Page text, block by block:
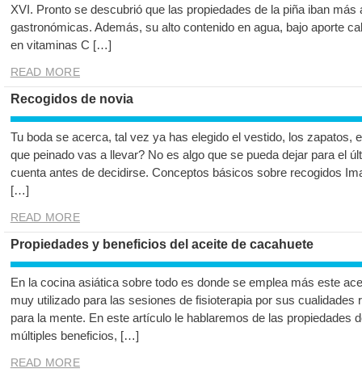
XVI. Pronto se descubrió que las propiedades de la piña iban
gastronómicas. Además, su alto contenido en agua, bajo aporte
en vitaminas C […]
READ MORE
Recogidos de novia
Tu boda se acerca, tal vez ya has elegido el vestido, los zapatos,
que peinado vas a llevar? No es algo que se pueda dejar para el
cuenta antes de decidirse. Conceptos básicos sobre recogidos
[…]
READ MORE
Propiedades y beneficios del aceite de cacahuete
En la cocina asiática sobre todo es donde se emplea más este
muy utilizado para las sesiones de fisioterapia por sus cualidades
para la mente. En este artículo le hablaremos de las propiedades
múltiples beneficios, […]
READ MORE